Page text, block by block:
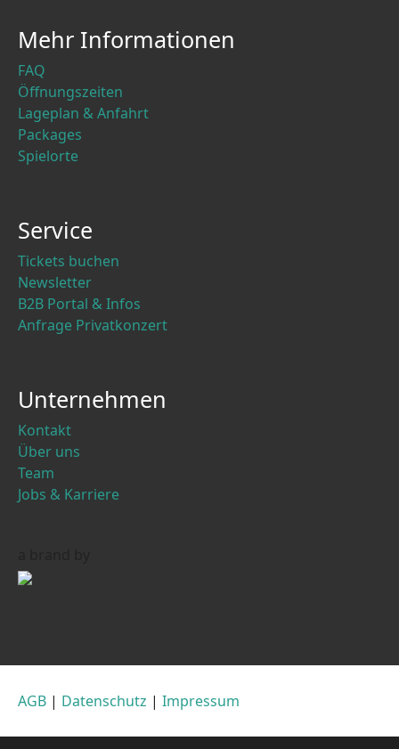
Mehr Informationen
FAQ
Öffnungszeiten
Lageplan & Anfahrt
Packages
Spielorte
Service
Tickets buchen
Newsletter
B2B Portal & Infos
Anfrage Privatkonzert
Unternehmen
Kontakt
Über uns
Team
Jobs & Karriere
AGB | Datenschutz | Impressum